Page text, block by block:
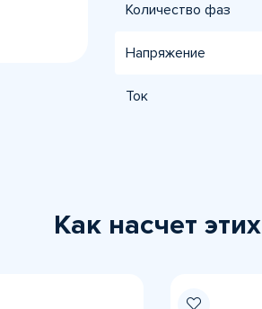
Количество фаз
Напряжение
Ток
Как насчет этих